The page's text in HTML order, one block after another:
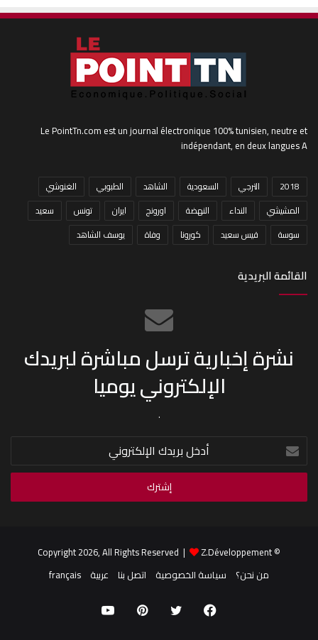
Le PointTn.com est un journal électronique 100% tunisien, neutre et
indépendant, en deux langues A
2018 الترجي السعودية الشاهد الطبوبي
الغنوشي
المشيشي
النداء النهضة اورونج ايران تونس
سعيد
سوسة
قيس سعيد كورونا وفاة يوسف الشاهد
القائمة البريدية
نشرة إخبارية ترسل مباشرة لبريدك
الإلكتروني يوميا
.
أدخل
بريدك
الإلكتروني
© Copyright 2026, All Rights Reserved |
Z.Développement
من نحن؟
سياسة الخصوصية اتصل بنا عربية français
فيسبوكتويتر بينتيريستيوتيوب